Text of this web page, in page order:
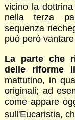
vicino la
nella terza
sequenza
può però
La parte che
delle riforme
mattutino, in
originali; ad
come appare
sull'Eucaristia,